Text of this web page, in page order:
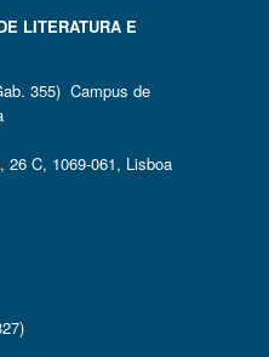
LITERATURA E
355) Campus de
26 C, 1069-061, Lisboa